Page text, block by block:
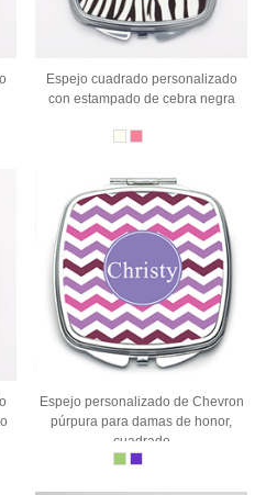
Espejo cuadrado personalizado
con estampado de cebra negra
Espejo personalizado de Chevron
púrpura para damas de honor,
cuadrado